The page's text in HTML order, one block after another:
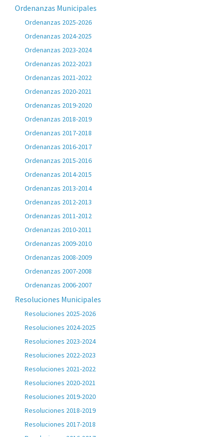
Ordenanzas Municipales
Ordenanzas 2025-2026
Ordenanzas 2024-2025
Ordenanzas 2023-2024
Ordenanzas 2022-2023
Ordenanzas 2021-2022
Ordenanzas 2020-2021
Ordenanzas 2019-2020
Ordenanzas 2018-2019
Ordenanzas 2017-2018
Ordenanzas 2016-2017
Ordenanzas 2015-2016
Ordenanzas 2014-2015
Ordenanzas 2013-2014
Ordenanzas 2012-2013
Ordenanzas 2011-2012
Ordenanzas 2010-2011
Ordenanzas 2009-2010
Ordenanzas 2008-2009
Ordenanzas 2007-2008
Ordenanzas 2006-2007
Resoluciones Municipales
Resoluciones 2025-2026
Resoluciones 2024-2025
Resoluciones 2023-2024
Resoluciones 2022-2023
Resoluciones 2021-2022
Resoluciones 2020-2021
Resoluciones 2019-2020
Resoluciones 2018-2019
Resoluciones 2017-2018